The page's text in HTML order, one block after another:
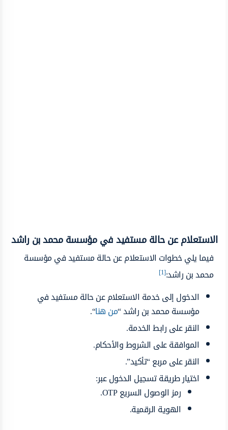
الاستعلام عن حالة مستفيد في مؤسسة محمد بن راشد
فيما يلي خطوات الاستعلام عن حالة مستفيد في مؤسسة
محمد بن راشد:[1]
الدخول إلى خدمة الاستعلام عن حالة مستفيد في
مؤسسة محمد بن راشد “من هنا“.
النقر على رابط الخدمة.
الموافقة على الشروط والأحكام.
النقر على مربع “تأكيد”.
اختيار طريقة تسجيل الدخول عبر:
رمز الوصول السريع OTP.
الهوية الرقمية.